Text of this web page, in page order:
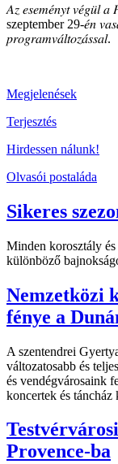
𝐴𝑧 𝑒𝑠𝑒𝑚𝑒́𝑛𝑦𝑡 𝑣𝑒́𝑔𝑢̈𝑙
szeptember 29-𝑒́𝑛
𝑝𝑟𝑜𝑔𝑟𝑎𝑚𝑣𝑎́𝑙𝑡𝑜𝑧𝑎́𝑠𝑠𝑎𝑙.
Megjelenések
Terjesztés
Hirdessen nálunk!
Olvasói postaláda
Sikeres
Minden korosztály
különböző
Nemzetközi
fénye a
A szentendrei
változatosabb és
és vendégvárosaink
koncertek és táncház
Provence-ba